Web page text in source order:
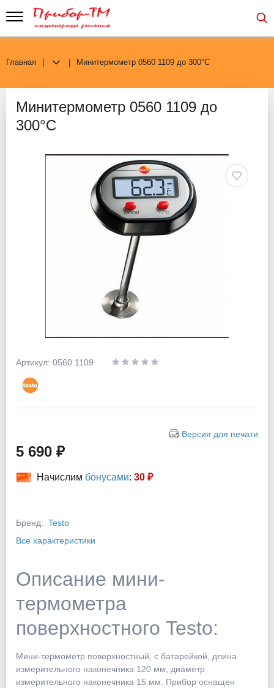
Главная Минитермометр 0560 1109 до 300°С
Минитермометр 0560 1109 до
300°С
Артикул: 0560 1109
Версия для печати
5 690 ₽
Начислим бонусами: 30 ₽
Бренд: Testo
Все характеристики
Описание мини-
термометра
поверхностного Testo:
Мини-термометр поверхностный, с батарейкой, длина
измерительного наконечника 120 мм, диаметр
измерительного наконечника 15 мм. Прибор оснащен